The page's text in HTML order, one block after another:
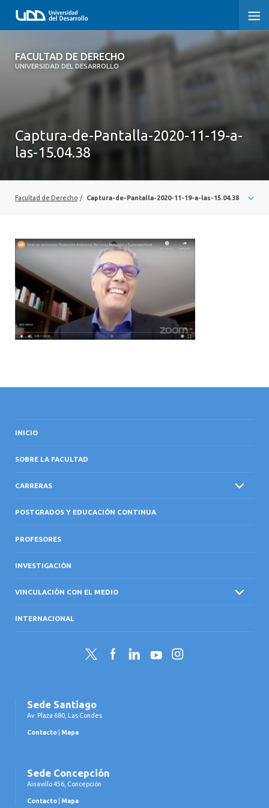
FACULTAD DE DERECHO
UNIVERSIDAD DEL DESARROLLO
FACULTAD DE DERECHO
SOBRE LA FACULTAD
CARRERAS
VINCULACIÓN CON EL MEDIO
INTERNACIONAL
Captura-de-Pantalla-2020-11-19-a-
las-15.04.38
Facultad de Derecho / Captura-de-Pantalla-2020-11-19-a-las-15.04.38
INICIO
SOBRE LA FACULTAD
CARRERAS
POSTGRADOS Y EDUCACIÓN CONTINUA
PROFESORES
INVESTIGACIÓN
VINCULACIÓN CON EL MEDIO
INTERNACIONAL
Twitter FacebookLinkedInYouTubeInstagram
Sede Santiago
Av. Plaza 680, Las Condes
Contacto Mapa
Sede Concepción
Ainavillo 456, Concepción
Contacto Mapa